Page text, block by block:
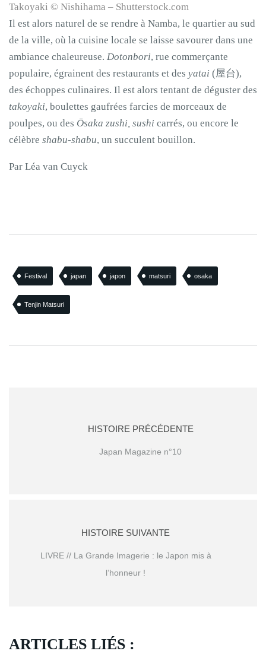
Takoyaki © Nishihama – Shutterstock.com
Il est alors naturel de se rendre à Namba, le quartier au sud
de la ville, où la cuisine locale se laisse savourer dans une
ambiance chaleureuse. Dotonbori, rue commerçante
populaire, égrainent des restaurants et des yatai (屋台),
des échoppes culinaires. Il est alors tentant de déguster des
takoyaki, boulettes gaufrées farcies de morceaux de
poulpes, ou des Ōsaka zushi, sushi carrés, ou encore le
célèbre shabu-shabu, un succulent bouillon.
Par Léa van Cuyck
Festival japan japon matsuri osaka
Tenjin Matsuri
HISTOIRE PRÉCÉDENTE
Japan Magazine n°10
HISTOIRE SUIVANTE
LIVRE // La Grande Imagerie : le Japon mis à
l’honneur !
ARTICLES LIÉS :